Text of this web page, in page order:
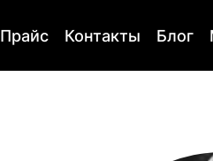
Прайс Контакты Блог